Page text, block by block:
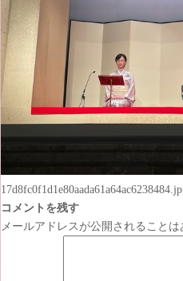
コメントを残す
メールアドレスが公開されることは